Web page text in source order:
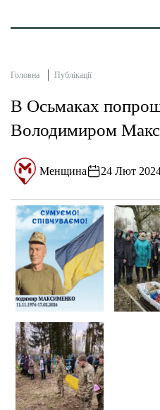
Головна Публікації
В Осьмаках
Володимиром
Менщина 24 Лют